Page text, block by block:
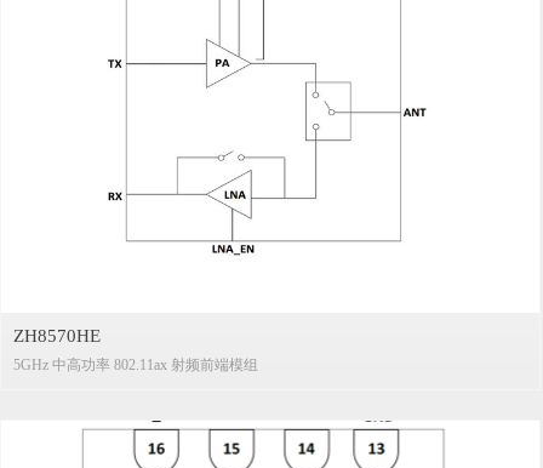
ZH8570HE
5GHz 中高功率 802.11ax 射频前端模组